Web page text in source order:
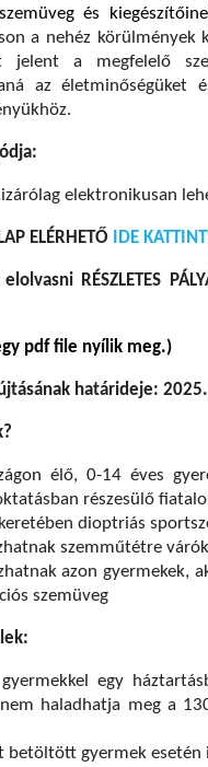
és
a nehéz körülmények
jelent a megfelelő
az életminőségüket
elektronikusan
ELÉRHETŐ IDE
RÉSZLETES
pdf file nyílik meg.)
határideje:
élő, 0-14 éves
részesülő
dioptriás
szemműtétre
azon gyermekek,
szemüveg
egy
haladhatja meg a
betöltött gyermek esetén